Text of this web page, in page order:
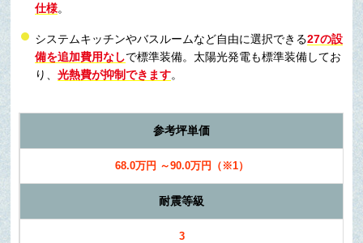
仕様。
システムキッチンやバスルームなど自由に選択できる27の設
備を追加費用なしで標準装備。太陽光発電も標準装備してお
り、光熱費が抑制できます。
参考坪単価
68.0万円 ～90.0万円（※1）
耐震等級
3